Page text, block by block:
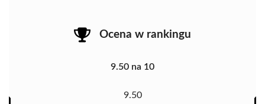
Ocena w rankingu
9.50 na 10
9.50